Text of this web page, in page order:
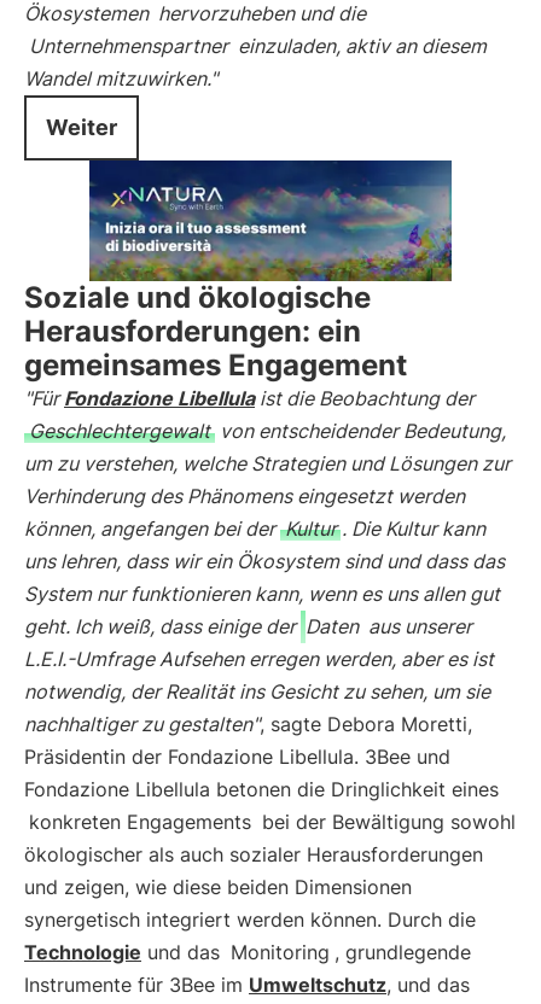
Ökosystemen hervorzuheben und die
Unternehmenspartner einzuladen, aktiv an diesem
Wandel mitzuwirken."
Weiter
Soziale und ökologische
Herausforderungen: ein
gemeinsames Engagement
"FürFondazione Libellulaist die Beobachtung der
Geschlechtergewalt von entscheidender Bedeutung,
um zu verstehen, welche Strategien und Lösungen zur
Verhinderung des Phänomens eingesetzt werden
können, angefangen bei der Kultur . Die Kultur kann
uns lehren, dass wir ein Ökosystem sind und dass das
System nur funktionieren kann, wenn es uns allen gut
geht. Ich weiß, dass einige der Daten aus unserer
L.E.I.-Umfrage Aufsehen erregen werden, aber es ist
notwendig, der Realität ins Gesicht zu sehen, um sie
nachhaltiger zu gestalten", sagte Debora Moretti,
Präsidentin der Fondazione Libellula. 3Bee und
Fondazione Libellula betonen die Dringlichkeit eines
konkreten Engagements bei der Bewältigung sowohl
ökologischer als auch sozialer Herausforderungen
und zeigen, wie diese beiden Dimensionen
synergetisch integriert werden können. Durch die
Technologie und das Monitoring , grundlegende
Instrumente für 3Bee im Umweltschutz, und das